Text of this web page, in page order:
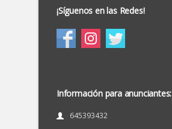
¡Síguenos en las Redes!
Información para anunciantes:
645393432